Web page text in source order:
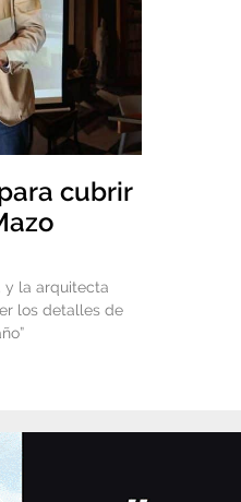
cubrir
y la arquitecta
los detalles de